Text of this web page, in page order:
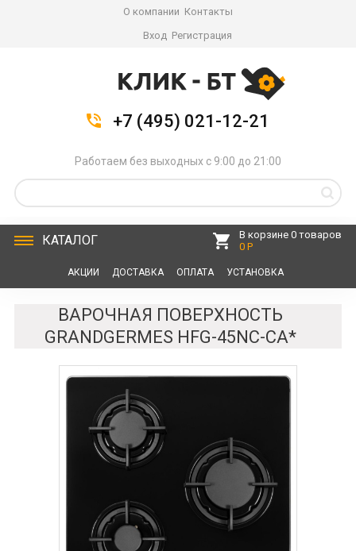
О компании Контакты
Вход Регистрация
+7 (495) 021-12-21
Работаем без выходных с 9:00 до 21:00
КАТАЛОГ
В корзине 0 товаров
0 Р
АКЦИИ ДОСТАВКА ОПЛАТА УСТАНОВКА
ВАРОЧНАЯ ПОВЕРХНОСТЬ
GRANDGERMES HFG-45NC-CA*